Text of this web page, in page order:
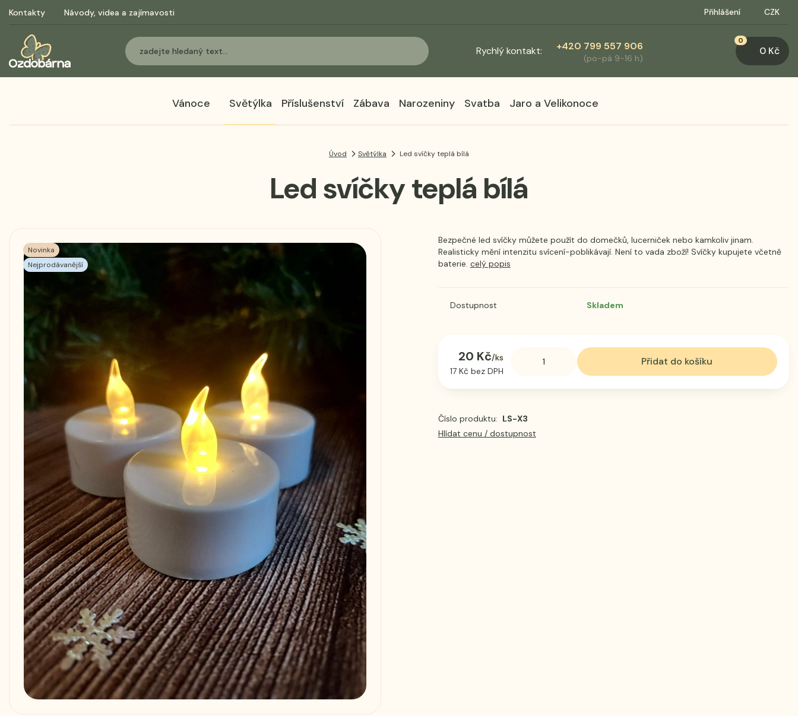
Kontakty Návody, videa a zajímavosti
Rychlý kontakt: +420 799 557 906
(po-pá 9-16 h)
Přihlášení CZK
0
0 Kč
Vánoce Světýlka Příslušenství Zábava Narozeniny Svatba Jaro a Velikonoce
Úvod Světýlka Led svíčky teplá bílá
Led svíčky teplá bílá
Novinka
Nejprodávanější
Bezpečné led svíčky můžete použít do domečků, lucerniček nebo kamkoliv jinam.
Realisticky mění intenzitu svícení-poblikávají. Není to vada zboží! Svíčky kupujete včetně
baterie. celý popis
Dostupnost Skladem
20 Kč/ks
17 Kč bez DPH
Přidat do košíku
Číslo produktu: LS-X3
Hlídat cenu / dostupnost